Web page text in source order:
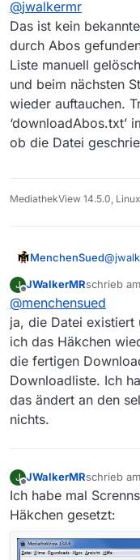
ein Bug?
@jwalkermr
Das ist kein
durch Abos
Liste manuell
und beim nächsten
wieder auftauchen.
‘downloadAbos.txt’
ob die Datei
MediathekView 14.5.0,
MenchenSued@
einmal
beim
J JWalkerMRschrieb am
zuletzt
@menchensued
ja, die Datei existiert
ich das Häkchen
die fertigen
Downloadliste. Ich
das ändert an den
nichts.
J
Offline
JWalkerMRschrieb am
zuletzt
Ich habe mal
Häkchen gesetzt: